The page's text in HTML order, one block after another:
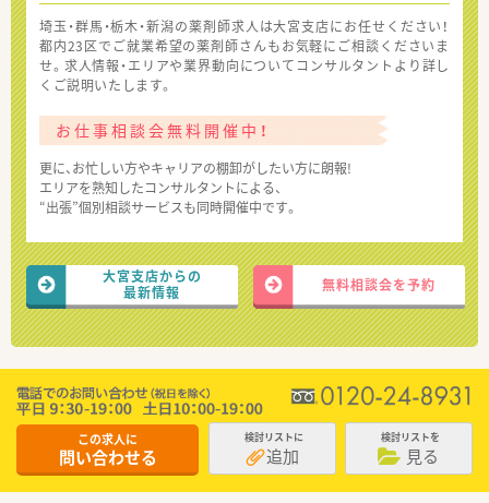
埼玉・群馬・栃木・新潟の薬剤師求人は大宮支店にお任せください！
都内23区でご就業希望の薬剤師さんもお気軽にご相談くださいま
せ。求人情報・エリアや業界動向についてコンサルタントより詳し
くご説明いたします。
お仕事相談会無料開催中！
更に、お忙しい方やキャリアの棚卸がしたい方に朗報!
エリアを熟知したコンサルタントによる、
“出張”個別相談サービスも同時開催中です。
大宮支店からの
最新情報
無料相談会を予約
この求人に
問い合わせる
検討リストに
追加
検討リストを
見る